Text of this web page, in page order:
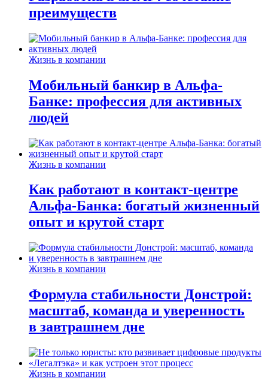
преимуществ
Жизнь в компании
Мобильный банкир в Альфа-
Банке: профессия для активных
людей
Жизнь в компании
Как работают в контакт-центре
Альфа-Банка: богатый жизненный
опыт и крутой старт
Жизнь в компании
Формула стабильности Донстрой:
масштаб, команда и уверенность
в завтрашнем дне
Жизнь в компании